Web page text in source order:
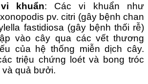
khuẩn: Các vi khuẩn như
pv. citri (gây bệnh chan
fastidiosa (gây bệnh thối rễ)
vào cây qua các vết thương
của hệ thống miễn dịch cây.
triệu chứng loét và bong tróc
và quả bưởi.